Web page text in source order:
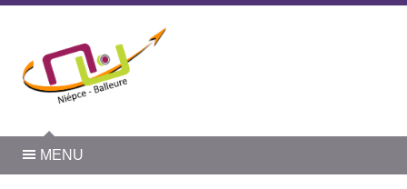
MENU
Panneau de gestion des cookies